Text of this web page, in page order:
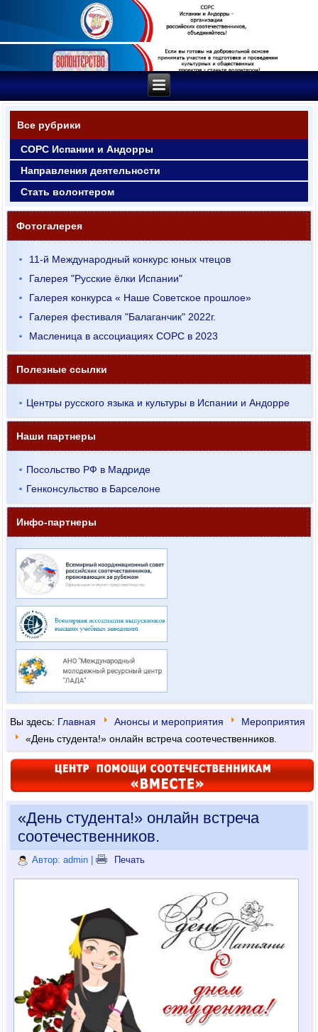
Все рубрики
СОРС Испании и Андорры
Направления деятельности
Стать волонтером
Фотогалерея
11-й Международный конкурс юных чтецов
Галерея "Русские ёлки Испании"
Галерея конкурса « Наше Советское прошлое»
Галерея фестиваля "Балаганчик" 2022г.
Масленица в ассоциациях СОРС в 2023
Полезные ссылки
Центры русского языка и культуры в Испании и Андорре
Наши партнеры
Посольство РФ в Мадриде
Генконсульство в Барселоне
Инфо-партнеры
Вы здесь: Главная Анонсы и мероприятия
Мероприятия
«День студента!» онлайн встреча соотечественников.
«День студента!» онлайн встреча
соотечественников.
Автор: admin | Печать